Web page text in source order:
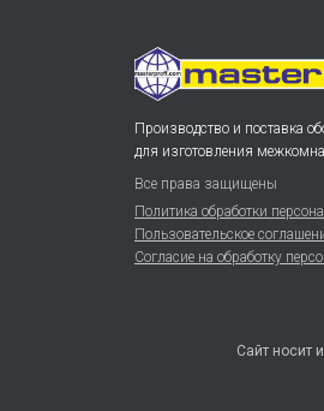
Производство и поставка
для изготовления
Политика обработки
Пользовательское
Согласие на обработку
Все права защищены
Сайт носит